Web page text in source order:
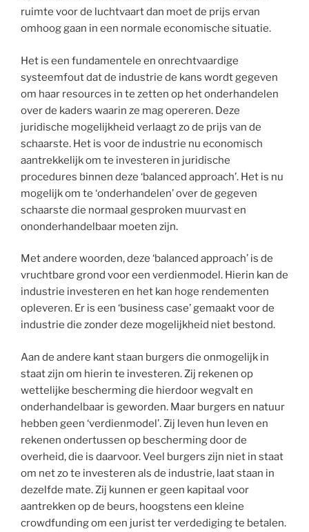
ruimte voor de luchtvaart dan moet de prijs ervan
omhoog gaan in een normale economische situatie.
Het is een fundamentele en onrechtvaardige
systeemfout dat de industrie de kans wordt gegeven
om haar resources in te zetten op het onderhandelen
over de kaders waarin ze mag opereren. Deze
juridische mogelijkheid verlaagt zo de prijs van de
schaarste. Het is voor de industrie nu economisch
aantrekkelijk om te investeren in juridische
procedures binnen deze ‘balanced approach’. Het is nu
mogelijk om te ‘onderhandelen’ over de gegeven
schaarste die normaal gesproken muurvast en
ononderhandelbaar moeten zijn.
Met andere woorden, deze ‘balanced approach’ is de
vruchtbare grond voor een verdienmodel. Hierin kan de
industrie investeren en het kan hoge rendementen
opleveren. Er is een ‘business case’ gemaakt voor de
industrie die zonder deze mogelijkheid niet bestond.
Aan de andere kant staan burgers die onmogelijk in
staat zijn om hierin te investeren. Zij rekenen op
wettelijke bescherming die hierdoor wegvalt en
onderhandelbaar is geworden. Maar burgers en natuur
hebben geen ‘verdienmodel’. Zij leven hun leven en
rekenen ondertussen op bescherming door de
overheid, die is daarvoor. Veel burgers zijn niet in staat
om net zo te investeren als de industrie, laat staan in
dezelfde mate. Zij kunnen er geen kapitaal voor
aantrekken op de beurs, hoogstens een kleine
crowdfunding om een jurist ter verdediging te betalen.